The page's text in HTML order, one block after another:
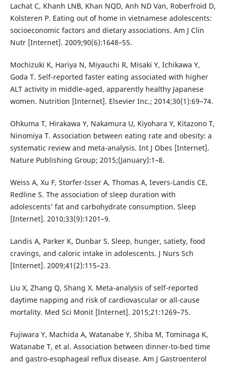
Lachat C, Khanh LNB, Khan NQD, Anh ND Van, Roberfroid D,
Kolsteren P. Eating out of home in vietnamese adolescents:
socioeconomic factors and dietary associations. Am J Clin
Nutr [Internet]. 2009;90(6):1648–55.
Mochizuki K, Hariya N, Miyauchi R, Misaki Y, Ichikawa Y,
Goda T. Self-reported faster eating associated with higher
ALT activity in middle-aged, apparently healthy Japanese
women. Nutrition [Internet]. Elsevier Inc.; 2014;30(1):69–74.
Ohkuma T, Hirakawa Y, Nakamura U, Kiyohara Y, Kitazono T,
Ninomiya T. Association between eating rate and obesity: a
systematic review and meta-analysis. Int J Obes [Internet].
Nature Publishing Group; 2015;(January):1–8.
Weiss A, Xu F, Storfer-Isser A, Thomas A, Ievers-Landis CE,
Redline S. The association of sleep duration with
adolescents’ fat and carbohydrate consumption. Sleep
[Internet]. 2010;33(9):1201–9.
Landis A, Parker K, Dunbar S. Sleep, hunger, satiety, food
cravings, and caloric intake in adolescents. J Nurs Sch
[Internet]. 2009;41(2):115–23.
Liu X, Zhang Q, Shang X. Meta-analysis of self-reported
daytime napping and risk of cardiovascular or all-cause
mortality. Med Sci Monit [Internet]. 2015;21:1269–75.
Fujiwara Y, Machida A, Watanabe Y, Shiba M, Tominaga K,
Watanabe T, et al. Association between dinner-to-bed time
and gastro-esophageal reflux disease. Am J Gastroenterol